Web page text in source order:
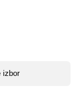
izbor